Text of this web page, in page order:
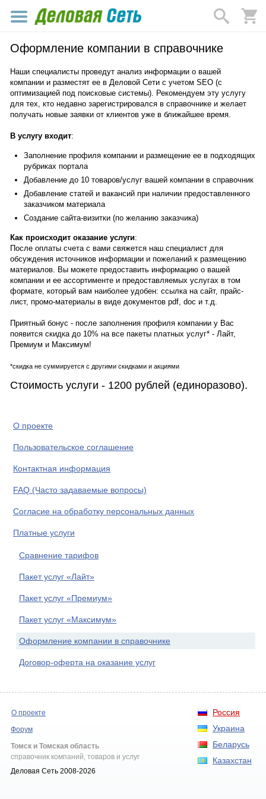
Оформление компании в справочнике
Наши специалисты проведут анализ информации о вашей
компании и разместят ее в Деловой Сети с учетом SEO (с
оптимизацией под поисковые системы). Рекомендуем эту услугу
для тех, кто недавно зарегистрировался в справочнике и желает
получать новые заявки от клиентов уже в ближайшее время.
В услугу входит:
Заполнение профиля компании и размещение ее в подходящих
рубриках портала
Добавление до 10 товаров/услуг вашей компании в справочник
Добавление статей и вакансий при наличии предоставленного
заказчиком материала
Создание сайта-визитки (по желанию заказчика)
Как происходит оказание услуги:
После оплаты счета с вами свяжется наш специалист для
обсуждения источников информации и пожеланий к размещению
материалов. Вы можете предоставить информацию о вашей
компании и ее ассортименте и предоставляемых услугах в том
формате, который вам наиболее удобен: ссылка на сайт, прайс-
лист, промо-материалы в виде документов pdf, doc и т.д.
Приятный бонус - после заполнения профиля компании у Вас
появится скидка до 10% на все пакеты платных услуг* - Лайт,
Премиум и Максимум!
*скидка не суммируется с другими скидками и акциями
Стоимость услуги - 1200 рублей (единоразово).
О проекте
Пользовательское соглашение
Контактная информация
FAQ (Часто задаваемые вопросы)
Согласие на обработку персональных данных
Платные услуги
Сравнение тарифов
Пакет услуг «Лайт»
Пакет услуг «Премиум»
Пакет услуг «Максимум»
Оформление компании в справочнике
Договор-оферта на оказание услуг
Россия
Украина
Беларусь
Казахстан
О проекте
Форум
Томск и Томская область
справочник компаний, товаров и услуг
Деловая Сеть 2008-2026